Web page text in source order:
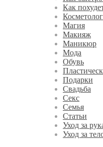
Как
Магия
Макияж
Маникюр
Мода
Обувь
Подарки
Свадьба
Секс
Семья
Статьи
Уход за
Уход за